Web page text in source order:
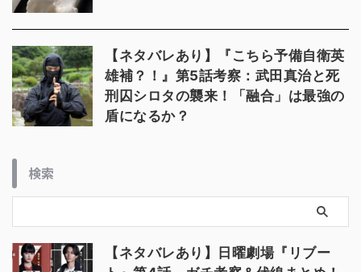
【ネタバレあり】『こちら予備自衛英
雄補？！』第5話考察：武田真治と死
刑囚シロタの襲来！「融合」は最強の
盾になるか？
検索
【ネタバレあり】日曜劇場『リブー